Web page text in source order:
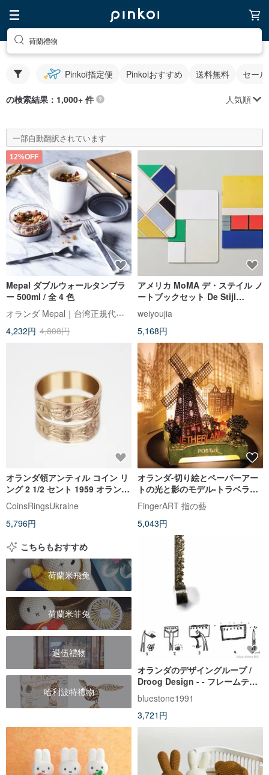
荷蘭禮物
Pinkoi指定便 Pinkoiおすすめ 送料無料 セー
の検索結果：1,000+ 件 人気順
一部自動翻訳されています
12%OFF
Mepal ダブルウォールタンブラ
ー 500ml / 全 4 色
オランダ Mepal｜台湾正規代理店
4,232円 4,808円
アメリカ MoMA デ・ステイル ノ
ートブックセット De Stijl
Notebook アートノート
weiyoujia
5,168円
オランダ領アンティル コイン リ
ング 2 1/2 セント 1959 オランダ
コイン リング
CoinsRingsUkraine
5,796円
オランダ-切り絵とペーパーアー
トの光と影のモデル-トラベラー
シリーズ（TL-03）ギフト
FingerART 指の藝
5,043円
こちらもおすすめ
荷蘭米飛兔
荷蘭米菲兔
退伍禮物
哈利波特禮物
オランダのデザイングループ /
Droog Design - - フレームテー
プ
bluestone1991
3,721円